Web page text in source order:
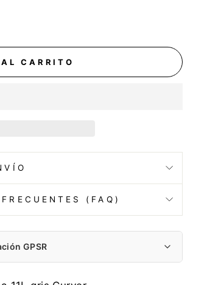
CARRITO
(FAQ)
GPSR
Poland Sp. z o.o.